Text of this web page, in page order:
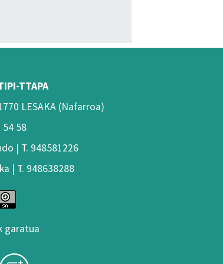
TTAPA
LESAKA (Nafarroa)
54 58
| T. 948581226
| T. 948638288
garatua